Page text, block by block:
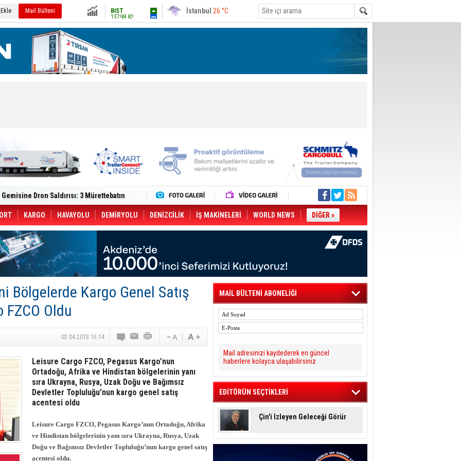
Mail Bülteni
Altın6492.41 Ankara31 °C
Master Red EDITION'ı ÖKN Lojistik
CCO'su Oldu
49 Destinasyonda İndirimli Taşıma
Aybir Lojistik Filosuna Katıldı
Dergi)
Yönetimini Dijitalleştiriyor
in June, Up 8.5%
ile Güçlendirdi
Saadia Zahidi Getirildi. IATA Tarihinde İlk
Zahidi as Director General
Ankara ile Hizmet Ağını Güçlendirdi
10 Adet T520 Çekici Teslim Etti
KARGO HAVAYOLU DEMİRYOLU DENİZCİLİK İŞ MAKİNELERİ WORLD NEWS DİĞER »
Bölgelerde Kargo Genel Satış
Oldu
02.04.2013 15:14
Leisure Cargo FZCO, Pegasus Kargo’nun
Ortadoğu, Afrika ve Hindistan bölgelerinin yanı
sıra Ukrayna, Rusya, Uzak Doğu ve Bağımsız
Devletler Topluluğu’nun kargo genel satış
acentesi oldu
Leisure Cargo FZCO, Pegasus Kargo’nun Ortadoğu, Afrika
ve Hindistan bölgelerinin yanı sıra Ukrayna, Rusya, Uzak
Doğu ve Bağımsız Devletler Topluluğu’nun kargo genel satış
acentesi oldu.
MAİL BÜLTENİ ABONELİĞİ
Mail adresinizi kaydederek en güncel
haberlere kolayca ulaşabilirsiniz
EDİTÖRÜN SEÇTİKLERİ
Çin'i İzleyen Geleceği Görür